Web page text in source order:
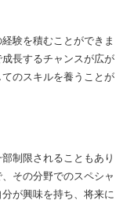
験を積むことができま
長するチャンスが広が
のスキルを養うことが
制限されることもあり
その分野でのスペシャ
が興味を持ち、将来に